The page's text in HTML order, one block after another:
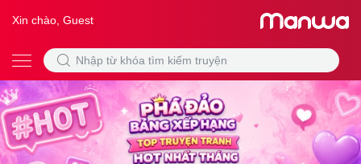
Xin chào, Guest